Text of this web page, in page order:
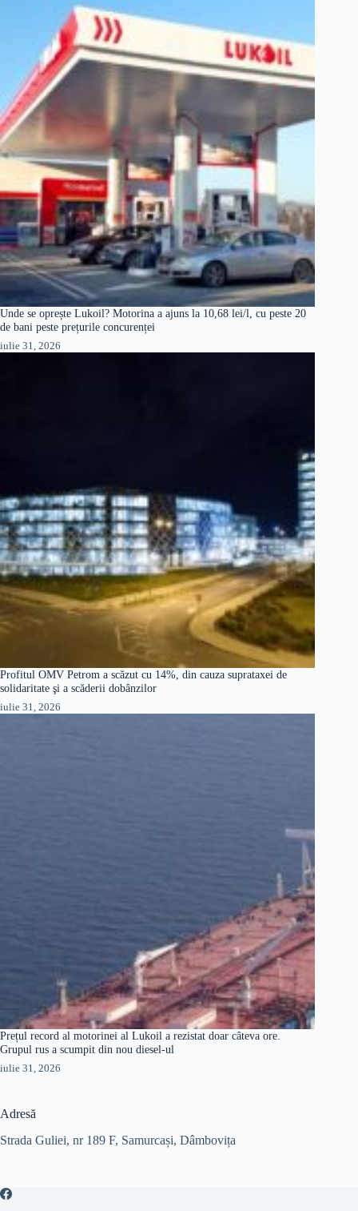
Unde se oprește Lukoil? Motorina a ajuns la 10,68 lei/l, cu peste 20
de bani peste prețurile concurenței
iulie 31, 2026
Profitul OMV Petrom a scăzut cu 14%, din cauza suprataxei de
solidaritate şi a scăderii dobânzilor
iulie 31, 2026
Prețul record al motorinei al Lukoil a rezistat doar câteva ore.
Grupul rus a scumpit din nou diesel-ul
iulie 31, 2026
Adresă
Strada Guliei, nr 189 F, Samurcași, Dâmbovița